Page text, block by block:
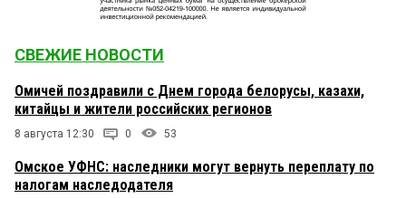
СВЕЖИЕ НОВОСТИ
Омичей поздравили с Днем города белорусы, казахи,
китайцы и жители российских регионов
8 августа 12:30 0 53
Омское УФНС: наследники могут вернуть переплату по
налогам наследодателя